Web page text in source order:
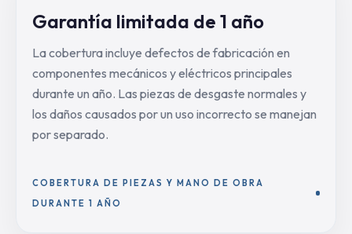
Garantía limitada de 1 año
La cobertura incluye defectos de fabricación en
componentes mecánicos y eléctricos principales
durante un año. Las piezas de desgaste normales y
los daños causados por un uso incorrecto se manejan
por separado.
COBERTURA DE PIEZAS Y MANO DE OBRA
DURANTE 1 AÑO